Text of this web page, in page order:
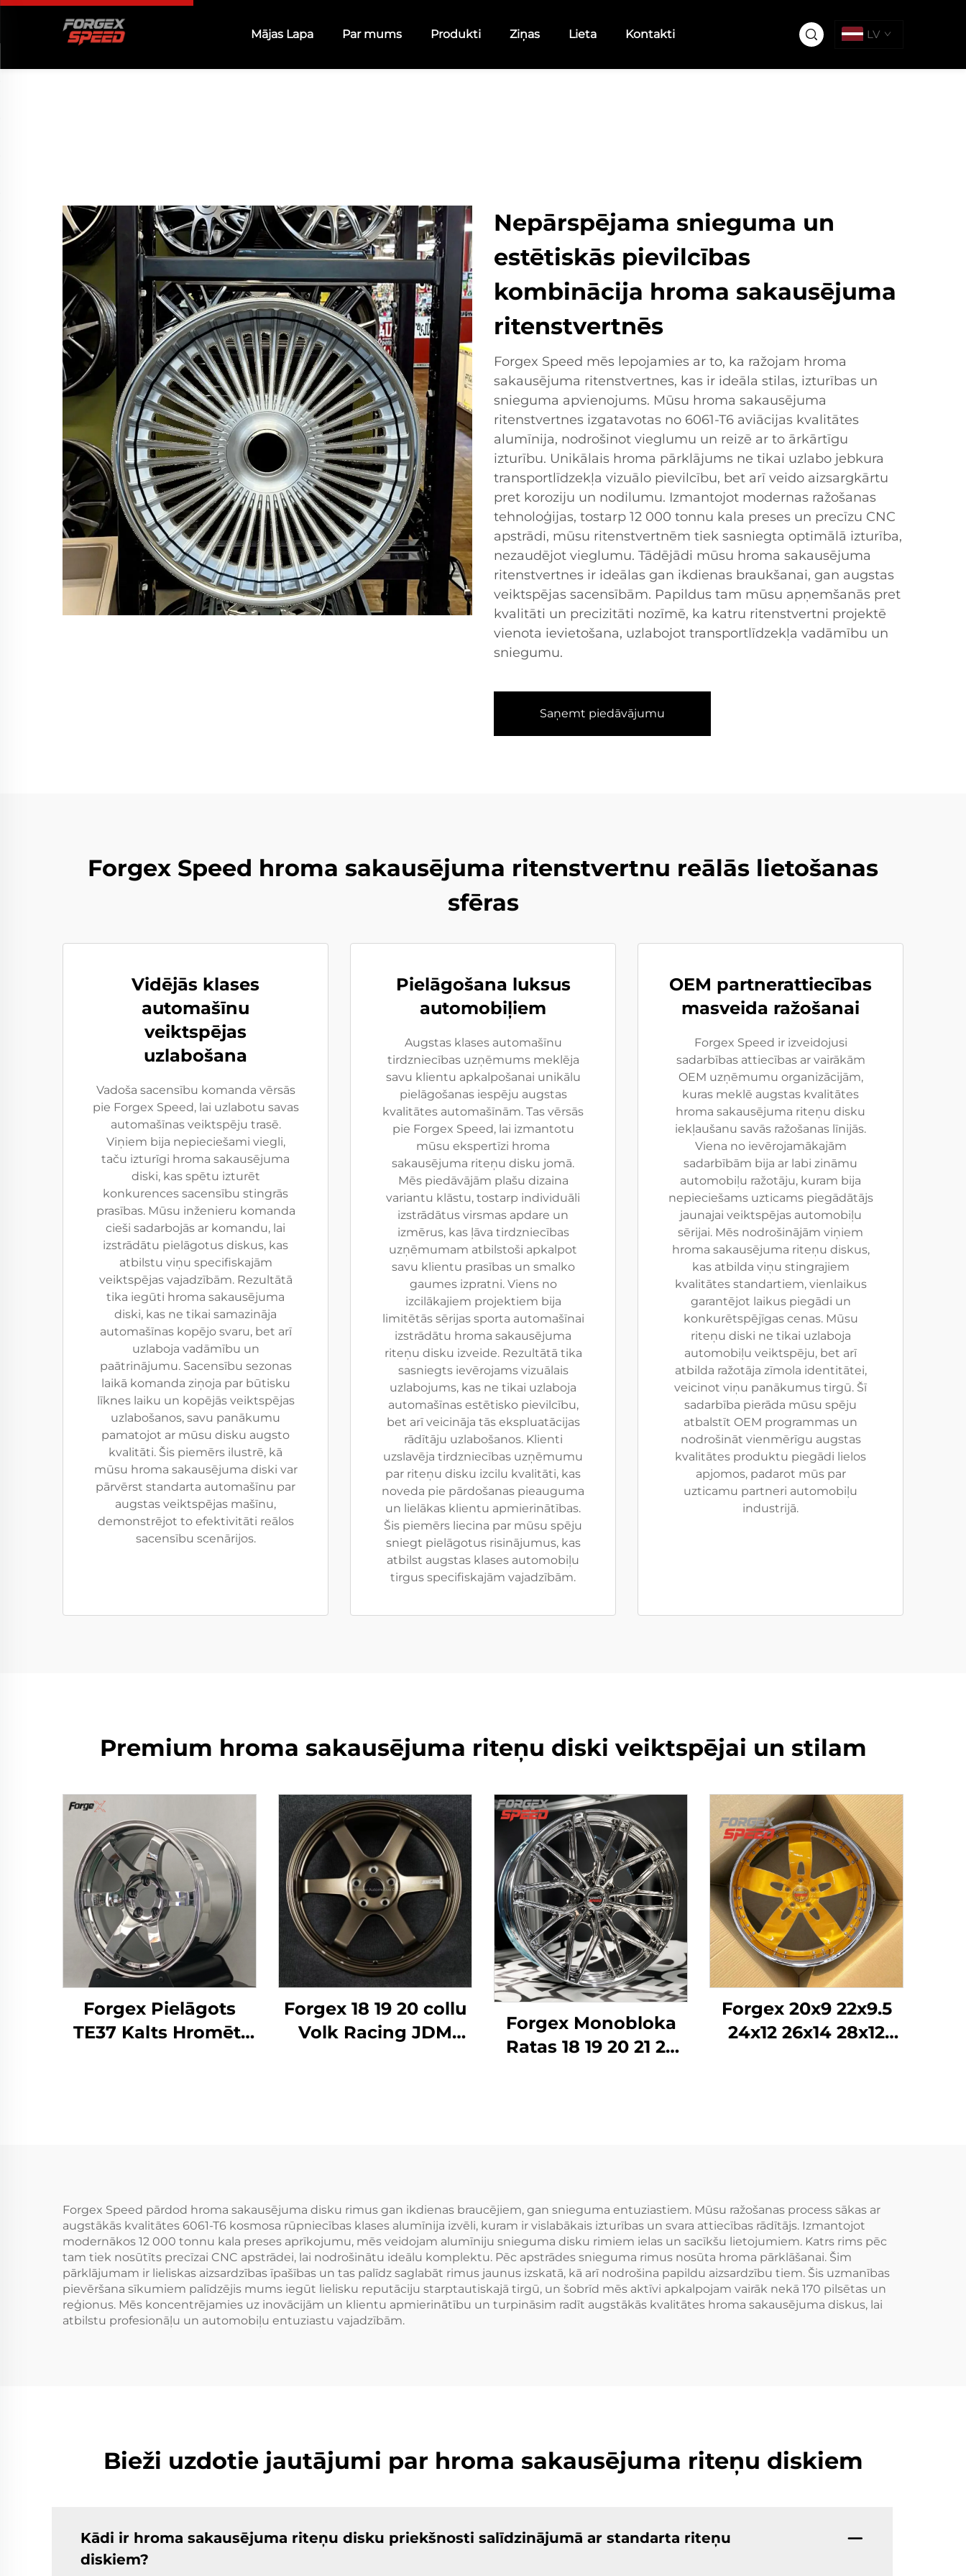
Mājas Lapa Par mums Produkti Ziņas Lieta Kontakti LV
Nepārspējama snieguma un
estētiskās pievilcības
kombinācija hroma sakausējuma
ritenstvertnēs
Forgex Speed mēs lepojamies ar to, ka ražojam hroma
sakausējuma ritenstvertnes, kas ir ideāla stilas, izturības un
snieguma apvienojums. Mūsu hroma sakausējuma
ritenstvertnes izgatavotas no 6061-T6 aviācijas kvalitātes
alumīnija, nodrošinot vieglumu un reizē ar to ārkārtīgu
izturību. Unikālais hroma pārklājums ne tikai uzlabo jebkura
transportlīdzekļa vizuālo pievilcību, bet arī veido aizsargkārtu
pret koroziju un nodilumu. Izmantojot modernas ražošanas
tehnoloģijas, tostarp 12 000 tonnu kala preses un precīzu CNC
apstrādi, mūsu ritenstvertnēm tiek sasniegta optimālā izturība,
nezaudējot vieglumu. Tādējādi mūsu hroma sakausējuma
ritenstvertnes ir ideālas gan ikdienas braukšanai, gan augstas
veiktspējas sacensībām. Papildus tam mūsu apņemšanās pret
kvalitāti un precizitāti nozīmē, ka katru ritenstvertni projektē
vienota ievietošana, uzlabojot transportlīdzekļa vadāmību un
sniegumu.
Saņemt piedāvājumu
Forgex Speed hroma sakausējuma ritenstvertnu reālās lietošanas
sfēras
Vidējās klases
automašīnu
veiktspējas
uzlabošana
Vadoša sacensību komanda vērsās
pie Forgex Speed, lai uzlabotu savas
automašīnas veiktspēju trasē.
Viņiem bija nepieciešami viegli,
taču izturīgi hroma sakausējuma
diski, kas spētu izturēt
konkurences sacensību stingrās
prasības. Mūsu inženieru komanda
cieši sadarbojās ar komandu, lai
izstrādātu pielāgotus diskus, kas
atbilstu viņu specifiskajām
veiktspējas vajadzībām. Rezultātā
tika iegūti hroma sakausējuma
diski, kas ne tikai samazināja
automašīnas kopējo svaru, bet arī
uzlaboja vadāmību un
paātrinājumu. Sacensību sezonas
laikā komanda ziņoja par būtisku
līknes laiku un kopējās veiktspējas
uzlabošanos, savu panākumu
pamatojot ar mūsu disku augsto
kvalitāti. Šis piemērs ilustrē, kā
mūsu hroma sakausējuma diski var
pārvērst standarta automašīnu par
augstas veiktspējas mašīnu,
demonstrējot to efektivitāti reālos
sacensību scenārijos.
Pielāgošana luksus
automobiļiem
Augstas klases automašīnu
tirdzniecības uzņēmums meklēja
savu klientu apkalpošanai unikālu
pielāgošanas iespēju augstas
kvalitātes automašīnām. Tas vērsās
pie Forgex Speed, lai izmantotu
mūsu ekspertīzi hroma
sakausējuma riteņu disku jomā.
Mēs piedāvājām plašu dizaina
variantu klāstu, tostarp individuāli
izstrādātus virsmas apdare un
izmērus, kas ļāva tirdzniecības
uzņēmumam atbilstoši apkalpot
savu klientu prasības un smalko
gaumes izpratni. Viens no
izcilākajiem projektiem bija
limitētās sērijas sporta automašīnai
izstrādātu hroma sakausējuma
riteņu disku izveide. Rezultātā tika
sasniegts ievērojams vizuālais
uzlabojums, kas ne tikai uzlaboja
automašīnas estētisko pievilcību,
bet arī veicināja tās ekspluatācijas
rādītāju uzlabošanos. Klienti
uzslavēja tirdzniecības uzņēmumu
par riteņu disku izcilu kvalitāti, kas
noveda pie pārdošanas pieauguma
un lielākas klientu apmierinātības.
Šis piemērs liecina par mūsu spēju
sniegt pielāgotus risinājumus, kas
atbilst augstas klases automobiļu
tirgus specifiskajām vajadzībām.
OEM partnerattiecības
masveida ražošanai
Forgex Speed ir izveidojusi
sadarbības attiecības ar vairākām
OEM uzņēmumu organizācijām,
kuras meklē augstas kvalitātes
hroma sakausējuma riteņu disku
iekļaušanu savās ražošanas līnijās.
Viena no ievērojamākajām
sadarbībām bija ar labi zināmu
automobiļu ražotāju, kuram bija
nepieciešams uzticams piegādātājs
jaunajai veiktspējas automobiļu
sērijai. Mēs nodrošinājām viņiem
hroma sakausējuma riteņu diskus,
kas atbilda viņu stingrajiem
kvalitātes standartiem, vienlaikus
garantējot laikus piegādi un
konkurētspējīgas cenas. Mūsu
riteņu diski ne tikai uzlaboja
automobiļu veiktspēju, bet arī
atbilda ražotāja zīmola identitātei,
veicinot viņu panākumus tirgū. Šī
sadarbība pierāda mūsu spēju
atbalstīt OEM programmas un
nodrošināt vienmērīgu augstas
kvalitātes produktu piegādi lielos
apjomos, padarot mūs par
uzticamu partneri automobiļu
industrijā.
Premium hroma sakausējuma riteņu diski veiktspējai un stilam
Forgex Pielāgots
TE37 Kalts Hromēti
Forgex 18 19 20 collu
Volk Racing JDM
Forgex Monobloka
Ratas 18 19 20 21 22
Forgex 20x9 22x9.5
24x12 26x14 28x12
Forgex Speed pārdod hroma sakausējuma disku rimus gan ikdienas braucējiem, gan snieguma entuziastiem. Mūsu ražošanas process sākas ar
augstākās kvalitātes 6061-T6 kosmosa rūpniecības klases alumīnija izvēli, kuram ir vislabākais izturības un svara attiecības rādītājs. Izmantojot
modernākos 12 000 tonnu kala preses aprīkojumu, mēs veidojam alumīniju snieguma disku rimiem ielas un sacīkšu lietojumiem. Katrs rims pēc
tam tiek nosūtīts precīzai CNC apstrādei, lai nodrošinātu ideālu komplektu. Pēc apstrādes snieguma rimus nosūta hroma pārklāšanai. Šim
pārklājumam ir lieliskas aizsardzības īpašības un tas palīdz saglabāt rimus jaunus izskatā, kā arī nodrošina papildu aizsardzību tiem. Šis uzmanības
pievēršana sīkumiem palīdzējis mums iegūt lielisku reputāciju starptautiskajā tirgū, un šobrīd mēs aktīvi apkalpojam vairāk nekā 170 pilsētas un
reģionus. Mēs koncentrējamies uz inovācijām un klientu apmierinātību un turpināsim radīt augstākās kvalitātes hroma sakausējuma diskus, lai
atbilstu profesionāļu un automobiļu entuziastu vajadzībām.
Bieži uzdotie jautājumi par hroma sakausējuma riteņu diskiem
Kādi ir hroma sakausējuma riteņu disku priekšnosti salīdzinājumā ar standarta riteņu
diskiem?